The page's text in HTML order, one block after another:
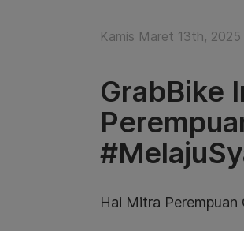
Kamis Maret 13th, 2025
GrabBike
Hai Mitra Perempuan